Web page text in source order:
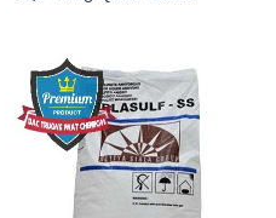
Natri Sunphit – NA2SO3 Thái